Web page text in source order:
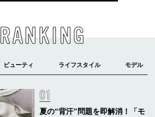
RANKING
夏の“背汗”問題を即解消！「モ